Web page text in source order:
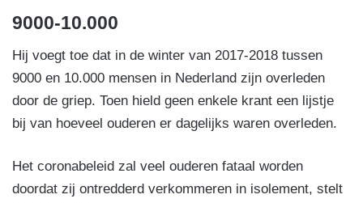
9000-10.000
Hij voegt toe dat in de winter van 2017-2018 tussen
9000 en 10.000 mensen in Nederland zijn overleden
door de griep. Toen hield geen enkele krant een lijstje
bij van hoeveel ouderen er dagelijks waren overleden.
Het coronabeleid zal veel ouderen fataal worden
doordat zij ontredderd verkommeren in isolement, stelt